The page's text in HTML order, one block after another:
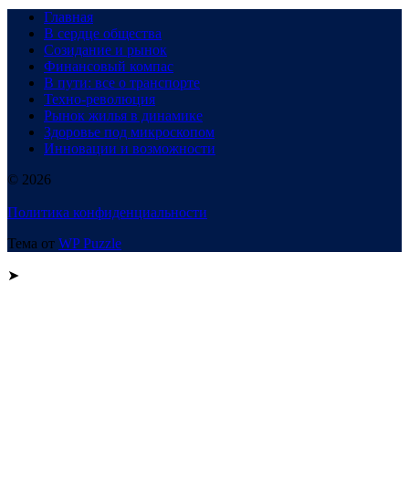
Главная
В сердце общества
Созидание и рынок
Финансовый компас
В пути: все о транспорте
Техно-революция
Рынок жилья в динамике
Здоровье под микроскопом
Инновации и возможности
© 2026
Политика конфиденциальности
Тема от WP Puzzle
➤